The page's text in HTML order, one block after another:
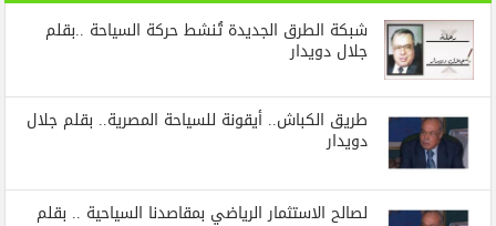
شبكة الطرق الجديدة تُنشط حركة السياحة ..بقلم
جلال دويدار
طريق الكباش.. أيقونة للسياحة المصرية.. بقلم جلال
دويدار
لصالح الاستثمار الرياضي بمقاصدنا السياحية .. بقلم